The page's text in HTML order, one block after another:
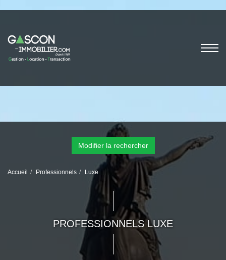
Modifier la rechercher
Accueil Professionnels Luxe
PROFESSIONNELS LUXE